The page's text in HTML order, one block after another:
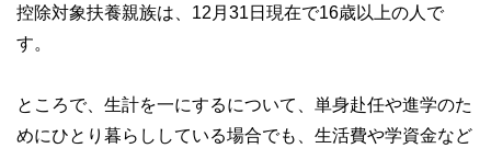
控除対象扶養親族は、12月31日現在で16歳以上の人で
す。
ところで、生計を一にするについて、単身赴任や進学のた
めにひとり暮らししている場合でも、生活費や学資金など